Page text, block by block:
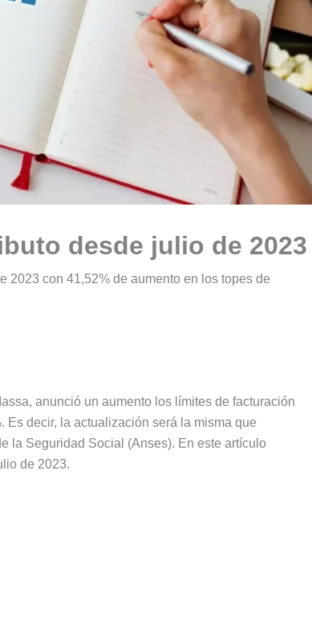
desde julio de 2023
2023 con 41,52% de aumento en los topes de
anunció un aumento los límites de facturación
Es decir, la actualización será la misma que
la Seguridad Social (Anses). En este artículo
de 2023.